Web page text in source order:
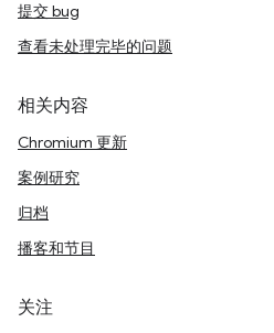
提交 bug
查看未处理完毕的问题
相关内容
Chromium 更新
案例研究
归档
播客和节目
关注